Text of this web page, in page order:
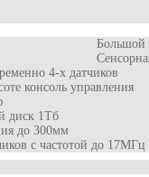
Большой
4-х датчиков
консоль управления
диск 1Тб
до 300мм
с частотой до 17МГц